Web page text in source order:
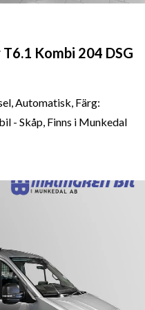
Kombi 204 DSG
Automatisk, Färg:
- Skåp, Finns i Munkedal